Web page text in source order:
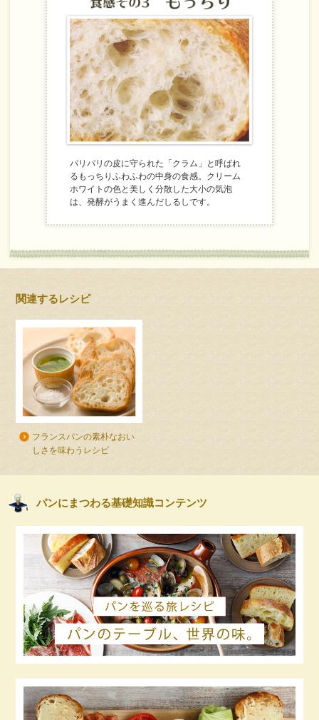
パリパリの皮に守られた「クラム」と呼ばれ
るもっちりふわふわの中身の食感。クリーム
ホワイトの色と美しく分散した大小の気泡
は、発酵がうまく進んだしるしです。
関連するレシピ
フランスパンの素朴なおい
しさを味わうレシピ
パンにまつわる基礎知識コンテンツ